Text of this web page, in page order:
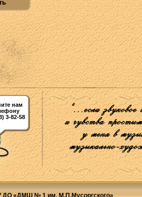
нам
3-82-58
ДО «ДМШ № 1 им. М.П.Мусоргского»